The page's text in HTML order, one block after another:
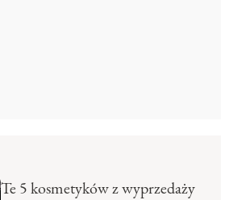
Te 5 kosmetyków z wyprzedaży